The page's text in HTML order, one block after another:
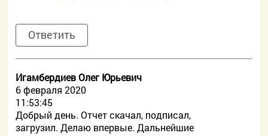
Ответить
Игамбердиев Олег Юрьевич
6 февраля 2020
11:53:45
Добрый день. Отчет скачал, подписал,
загрузил. Делаю впервые. Дальнейшие